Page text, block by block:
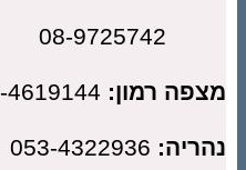
רמון:052-4619144
053-4322936